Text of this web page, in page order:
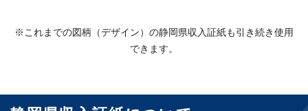
※これまでの図柄（デザイン）の静岡県収入証紙も引き続き使用
できます。